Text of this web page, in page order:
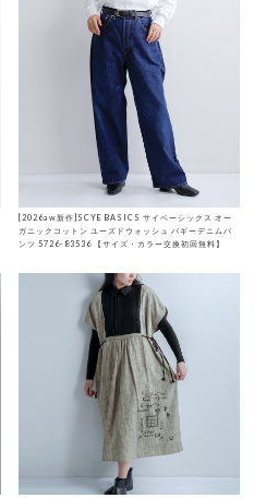
[2026aw新作]SCYE BASICS サイベーシックス オー
ガニックコットン ユーズドウォッシュ バギーデニムパ
ンツ 5726-83536 【サイズ・カラー交換初回無料】